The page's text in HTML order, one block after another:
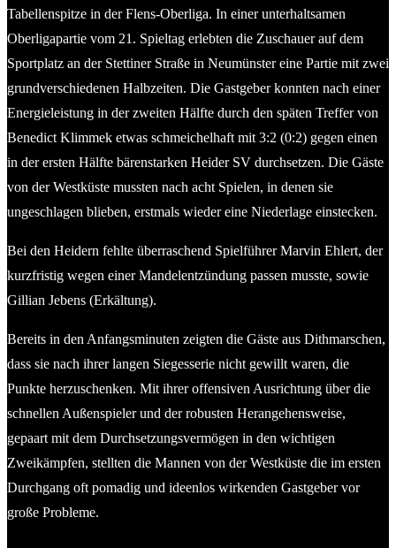
Tabellenspitze in der Flens-Oberliga. In einer unterhaltsamen
Oberligapartie vom 21. Spieltag erlebten die Zuschauer auf dem
Sportplatz an der Stettiner Straße in Neumünster eine Partie mit zwei
grundverschiedenen Halbzeiten. Die Gastgeber konnten nach einer
Energieleistung in der zweiten Hälfte durch den späten Treffer von
Benedict Klimmek etwas schmeichelhaft mit 3:2 (0:2) gegen einen
in der ersten Hälfte bärenstarken Heider SV durchsetzen. Die Gäste
von der Westküste mussten nach acht Spielen, in denen sie
ungeschlagen blieben, erstmals wieder eine Niederlage einstecken.
Bei den Heidern fehlte überraschend Spielführer Marvin Ehlert, der
kurzfristig wegen einer Mandelentzündung passen musste, sowie
Gillian Jebens (Erkältung).
Bereits in den Anfangsminuten zeigten die Gäste aus Dithmarschen,
dass sie nach ihrer langen Siegesserie nicht gewillt waren, die
Punkte herzuschenken. Mit ihrer offensiven Ausrichtung über die
schnellen Außenspieler und der robusten Herangehensweise,
gepaart mit dem Durchsetzungsvermögen in den wichtigen
Zweikämpfen, stellten die Mannen von der Westküste die im ersten
Durchgang oft pomadig und ideenlos wirkenden Gastgeber vor
große Probleme.